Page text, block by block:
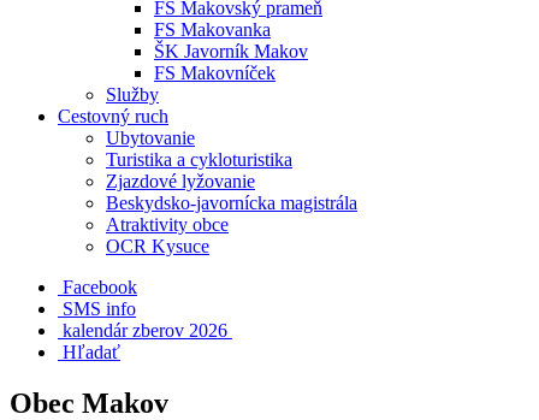
FS Makovský prameň
FS Makovanka
ŠK Javorník Makov
FS Makovníček
Služby
Cestovný ruch
Ubytovanie
Turistika a cykloturistika
Zjazdové lyžovanie
Beskydsko-javornícka magistrála
Atraktivity obce
OCR Kysuce
Facebook
SMS info
​ kalendár zberov 2026
Hľadať
Obec Makov